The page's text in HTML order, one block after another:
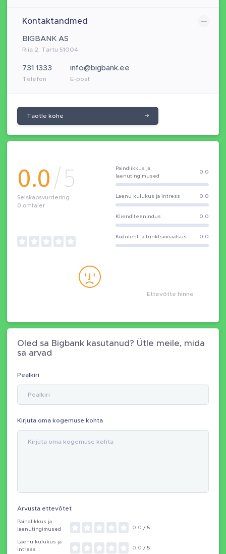
Kontaktandmed
BIGBANK AS
Riia 2, Tartu 51004
731 1333
Telefon
info@bigbank.ee
E-post
Taotle kohe
0.0/5
Selskapsvurdering
0 omtaler
Paindlikkus ja
laenutingimused
0.0
Laenu kulukus ja intress 0.0
Klienditeenindus 0.0
Koduleht ja funktsionaalsus 0.0
Ettevõtte hinne
Oled sa Bigbank kasutanud? Ütle meile, mida
sa arvad
Pealkiri
Kirjuta oma kogemuse kohta
Arvusta ettevõtet
Paindlikkus ja
laenutingimused
0.0 / 5
Laenu kulukus ja
intress
0.0 / 5